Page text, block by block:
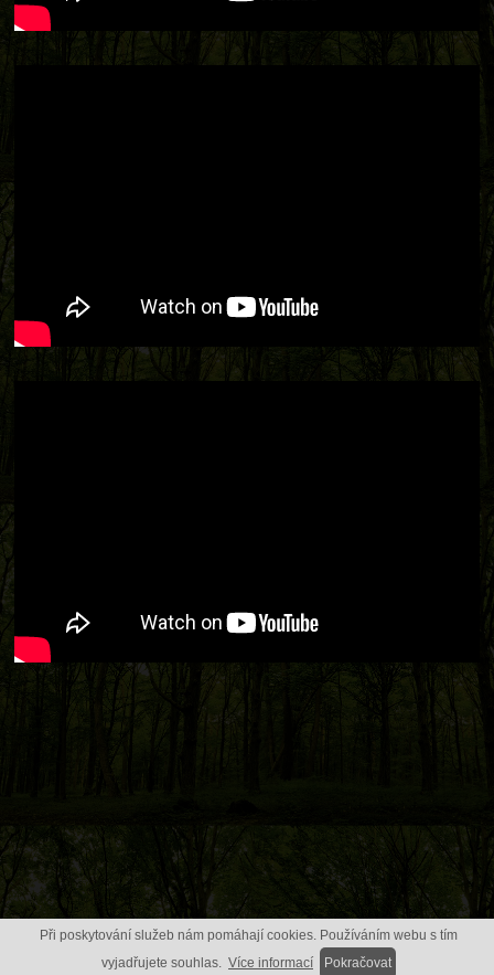
Při poskytování služeb nám pomáhají cookies. Používáním webu s tím
vyjadřujete souhlas. Více informací Pokračovat